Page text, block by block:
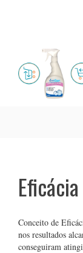
Eficácia
Conceito de
nos resultados
conseguiram